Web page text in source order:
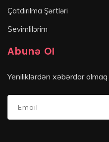
Çatdırılma Şərtləri
Sevimlilərim
Abunə Ol
Yeniliklərdən xəbərdar